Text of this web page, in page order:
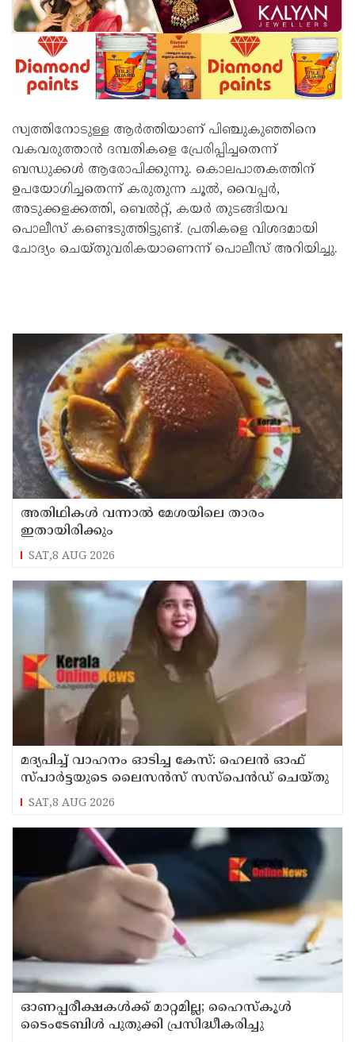
സ്വത്തിനോടുള്ള ആർത്തിയാണ് പിഞ്ചുകുഞ്ഞിനെ
വകവരുത്താൻ ദമ്പതികളെ പ്രേരിപ്പിച്ചതെന്ന്
ബന്ധുക്കൾ ആരോപിക്കുന്നു. കൊലപാതകത്തിന്
ഉപയോഗിച്ചതെന്ന് കരുതുന്ന ചൂൽ, വൈപ്പർ,
അടുക്കളക്കത്തി, ബെൽറ്റ്, കയർ തുടങ്ങിയവ
പൊലീസ് കണ്ടെടുത്തിട്ടുണ്ട്. പ്രതികളെ വിശദമായി
ചോദ്യം ചെയ്തുവരികയാണെന്ന് പൊലീസ് അറിയിച്ചു.
അതിഥികൾ വന്നാൽ മേശയിലെ താരം
ഇതായിരിക്കും
SAT,8 AUG 2026
മദ്യപിച്ച് വാഹനം ഓടിച്ച കേസ്: ഹെലൻ ഓഫ്
സ്പാർട്ടയുടെ ലൈസൻസ് സസ്പെൻഡ് ചെയ്തു
SAT,8 AUG 2026
ഓണപ്പരീക്ഷകള്‍ക്ക് മാറ്റമില്ല; ഹൈസ്കൂള്‍
ടൈംടേബിള്‍ പുതുക്കി പ്രസിദ്ധീകരിച്ചു